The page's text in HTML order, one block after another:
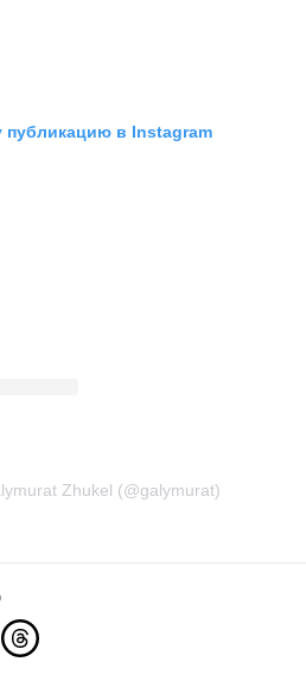
публикацию в Instagram
Zhukel (@galymurat)